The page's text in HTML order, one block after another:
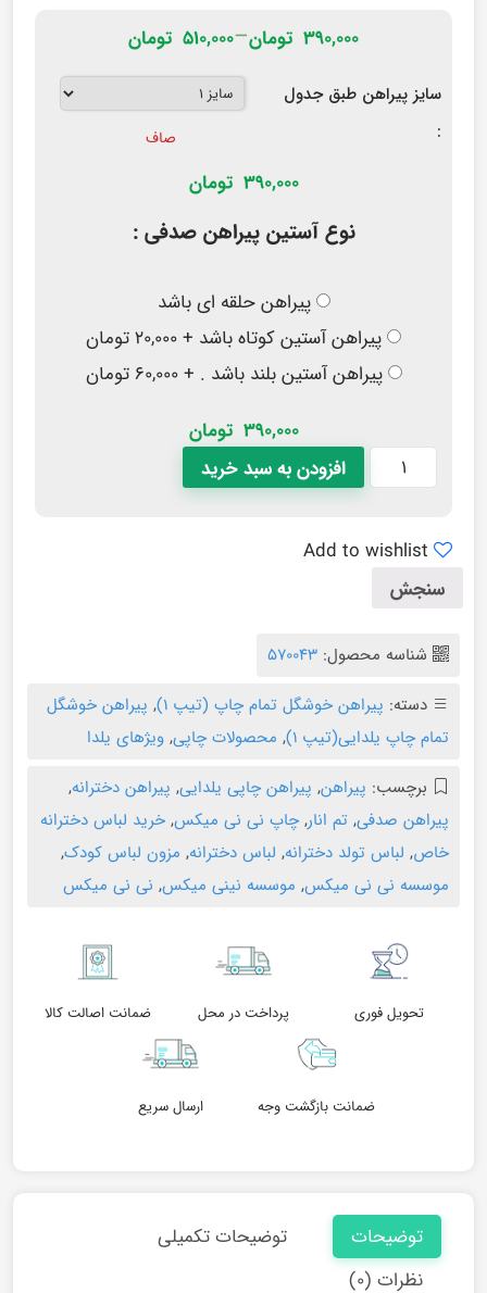
۳۹۰,۰۰۰ تومان–۵۱۰,۰۰۰ تومان
سایز پیراهن طبق جدول
:
صاف
390,000 تومان
نوع آستین پیراهن صدفی :
پیراهن حلقه ای باشد
پیراهن آستین کوتاه باشد + ۲۰,۰۰۰ تومان
پیراهن آستین بلند باشد . + ۶۰,۰۰۰ تومان
390,000 تومان
افزودن به سبد خرید
Add to wishlist
سنجش
شناسه محصول: 570043
دسته: پیراهن خوشگل تمام چاپ (تیپ ۱) , پیراهن خوشگل
تمام چاپ یلدایی(تیپ ۱)
, محصولات چاپی, ویژهای یلدا
برچسب: پیراهن, پیراهن چاپی یلدایی, پیراهن دخترانه,
پیراهن صدفی, تم انار, چاپ نی نی میکس, خرید لباس دخترانه
خاص, لباس تولد دخترانه, لباس دخترانه, مزون لباس کودک,
موسسه نی نی میکس, موسسه نینی میکس, نی نی میکس
تحویل فوری پرداخت در محل ضمانت اصالت کالا
ضمانت بازگشت وجه ارسال سریع
توضیحات
توضیحات تکمیلی
نظرات (۰)